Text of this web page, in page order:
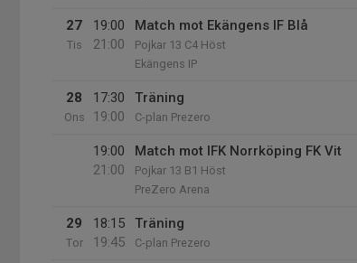
27
Tis
19:00
21:00
Match mot Ekängens IF Blå
Pojkar 13 C4 Höst
Ekängens IP
28
Ons
17:30
19:00
Träning
C-plan Prezero
19:00
21:00
Match mot IFK Norrköping FK Vit
Pojkar 13 B1 Höst
PreZero Arena
29
Tor
18:15
19:45
Träning
C-plan Prezero